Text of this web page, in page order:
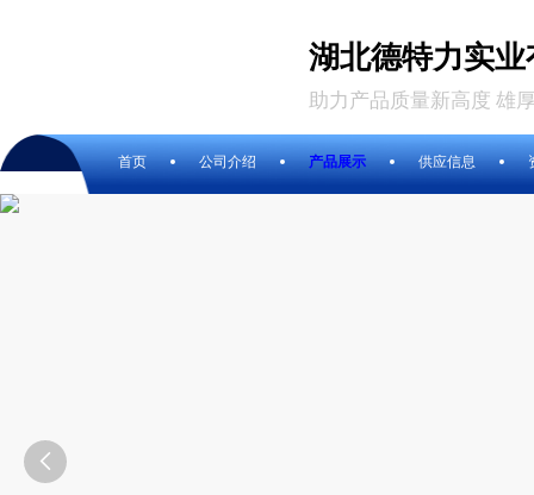
湖北德特力实
助力产品质量新高度 雄
首页 公司介绍 产品展示 供应信息
